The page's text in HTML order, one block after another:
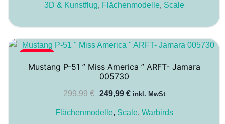
war:
3D & Kunstflug, Flächenmodelle, Scale
Mustang P-51 ” Miss America ” ARFT- Jamara
005730
299,99€
Ursprünglicher
war:
249,99 €Aktueller
ist:
inkl. MwSt
Flächenmodelle, Scale, Warbirds